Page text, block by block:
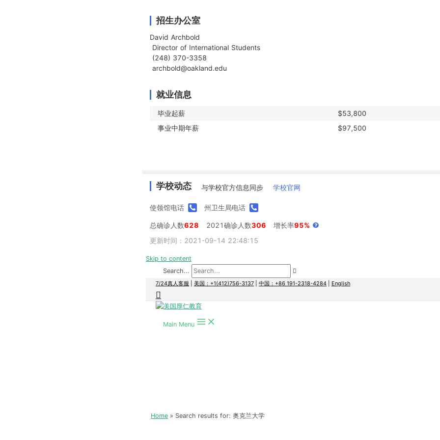
招生办公室
David Archbold
archbold@oakland.edu
就业信息
毕业起薪
$53,800
事业中期年薪
$97,500
学校动态 与学校官方信息同步 学校官网
使领馆电话 州卫生局电话
总确诊人数628 2021确诊人数306 增长率95%
更新时间：2021-09-14 22:48:15